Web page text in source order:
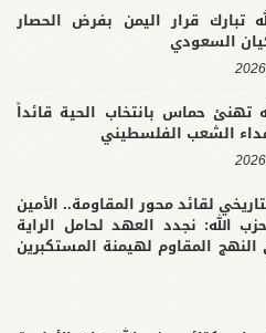
تبارك قرار اليمن بفرض الحصار
السعودي
تهنئ حماس بانتخاب الحية قائداً
الشعب الفلسطيني
لقائد محور المقاومة.. الأمين
الله: نجدد العهد لحامل الراية
المقاوم لهيمنة المستكبرين